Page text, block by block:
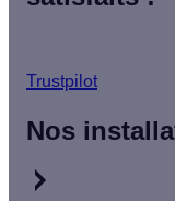
Trustpilot
Nos